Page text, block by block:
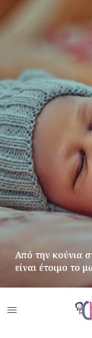
Από την κούνια
είναι έτοιμο το